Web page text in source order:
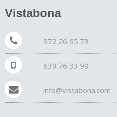
Vistabona
972 26 65 73
639 76 33 99
info@vistabona.com